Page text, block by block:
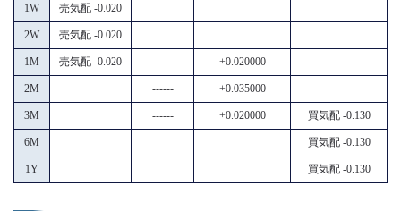
1W 売気配 -0.020
2W 売気配 -0.020
1M 売気配 -0.020 ------ +0.020000
2M ------ +0.035000
3M ------ +0.020000 買気配 -0.130
6M 買気配 -0.130
1Y 買気配 -0.130